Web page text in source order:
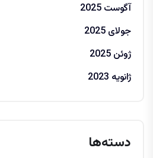
آگوست 2025
جولای 2025
ژوئن 2025
ژانویه 2023
دسته‌ها